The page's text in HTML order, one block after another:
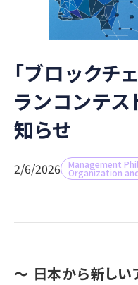
「ブロックチ
ランコンテ
知らせ
2/6/2026 Management
Organization
〜 日本から新しい